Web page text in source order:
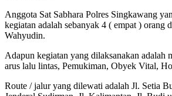
Anggota Sat Sabhara Polres Singkawang
kegiatan adalah sebanyak 4 ( empat ) orang
Wahyudin.
Adapun kegiatan yang dilaksanakan adalah
arus lalu lintas, Pemukiman, Obyek Vital,
Route / jalur yang dilewati adalah Jl. Setia